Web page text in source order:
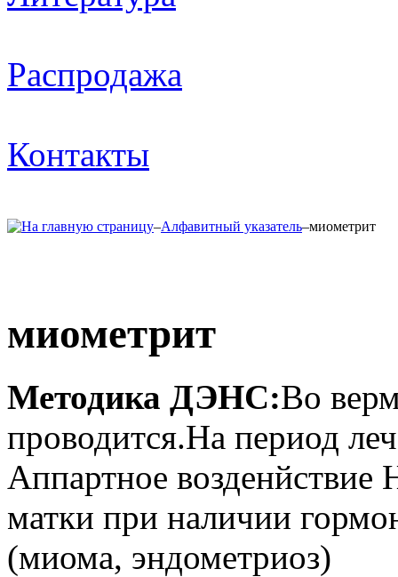
Распродажа
Контакты
–Алфавитный указатель–миометрит
миометрит
Методика ДЭНС:Во
проводится.На период
Аппартное
матки при наличии
(миома, эндометриоз)